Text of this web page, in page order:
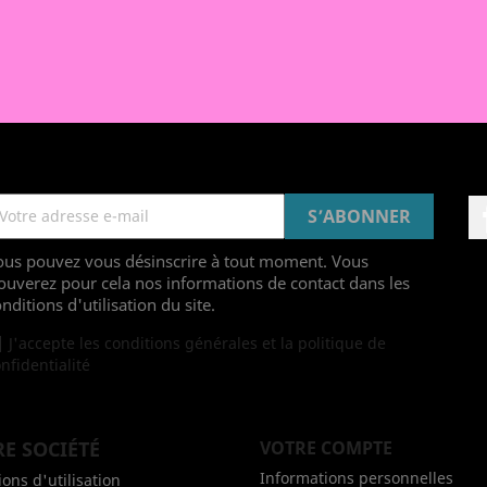
pouvez vous désinscrire à tout moment. Vous
pour cela nos informations de contact dans les
d'utilisation du site.
J'accepte les conditions générales et la politique de
SOCIÉTÉ
d'utilisation
VOTRE COMPTE
Informations personnelles